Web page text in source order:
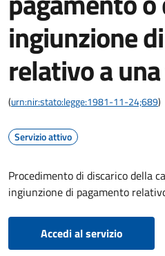
ingiunzione
relativo a
(urn:nir:stato:legge:1981-11-24;689)
Servizio attivo
Procedimento di discarico della
ingiunzione di pagamento
Accedi al servizio